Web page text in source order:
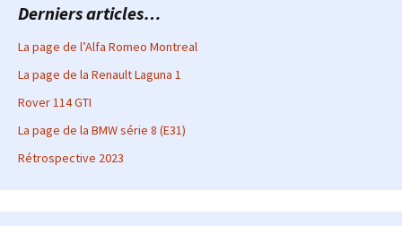
Derniers articles…
La page de l’Alfa Romeo Montreal
La page de la Renault Laguna 1
Rover 114 GTI
La page de la BMW série 8 (E31)
Rétrospective 2023